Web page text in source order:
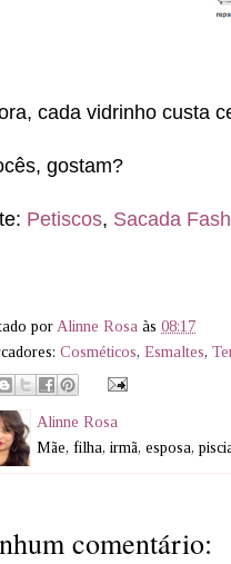
cada vidrinho custa
gostam?
Petiscos, Sacada
porAlinne Rosa às 08:17
Cosméticos, Esmaltes,
Alinne Rosa
Mãe, filha, irmã, esposa,
comentário: